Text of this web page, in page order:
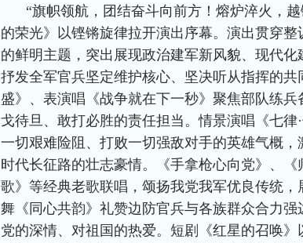
“旗帜领航，团结奋斗向前方！熔炉淬火，
的荣光》以铿锵旋律拉开演出序幕。演出贯穿
的鲜明主题，突出展现政治建军新风貌、现代化
抒发全军官兵坚定维护核心、坚决听从指挥的
盛》、表演唱《战争就在下一秒》聚焦部队练
戈待旦、敢打必胜的责任担当。情景演唱《七律
一切艰难险阻、打败一切强敌对手的英雄气概
时代长征路的壮志豪情。《手拿枪心向党》、
歌》等经典老歌联唱，颂扬我党我军优良传统
舞《同心共韵》礼赞边防官兵与各族群众合力
党的深情、对祖国的热爱。短剧《红星的召唤